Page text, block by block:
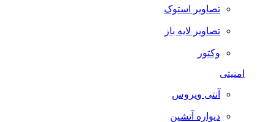
تصاویر استوک
تصاویر لایه باز
وکتور
امنیتی
آنتی ویروس
دیواره آتشین